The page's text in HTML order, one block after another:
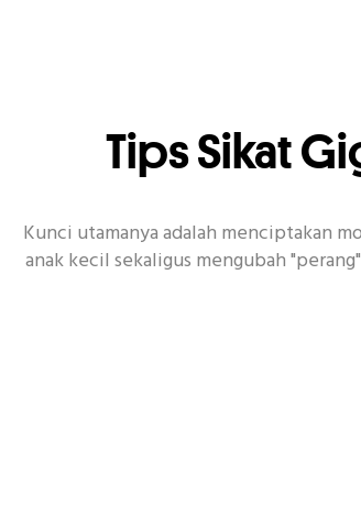
Tips Sikat
Kunci utamanya adalah menciptakan
anak kecil sekaligus mengubah